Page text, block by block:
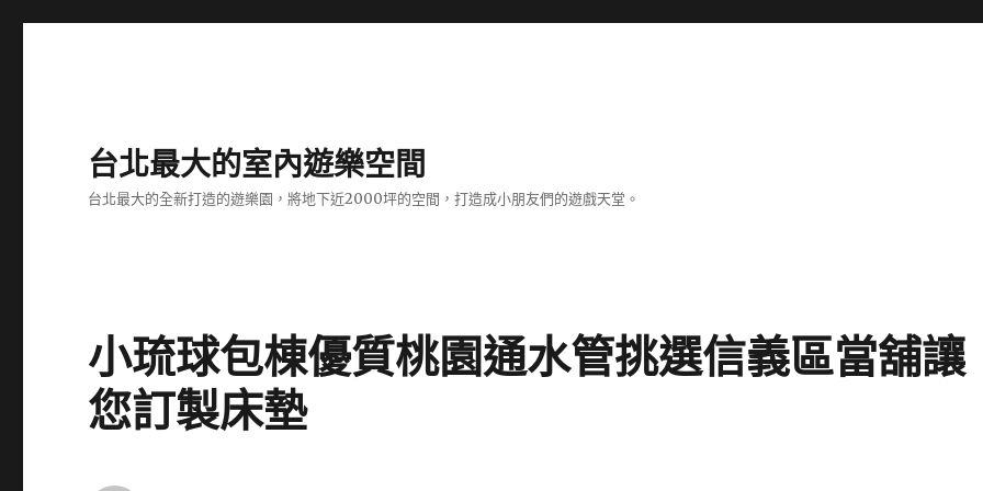
台北最大的室內遊樂空間
台北最大的全新打造的遊樂園，將地下近2000坪的空間，打造成小朋友們的遊戲天堂。
小琉球包棟優質桃園通水管挑選信義區當舖讓
您訂製床墊